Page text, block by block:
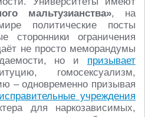
мальтузианства», на
политические посты
сторонники ограничения
не просто меморандумы
но и призывает
гомосексуализм,
– одновременно призывая
учреждения
для наркозависимых,